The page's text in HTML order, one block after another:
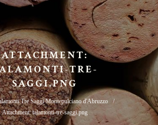
ATTACHMENT:
TRE-
SAGGI.PNG
Tre Saggi Montepulciano d'Abruzzo
Attachment: talamonti-tre-saggi.png